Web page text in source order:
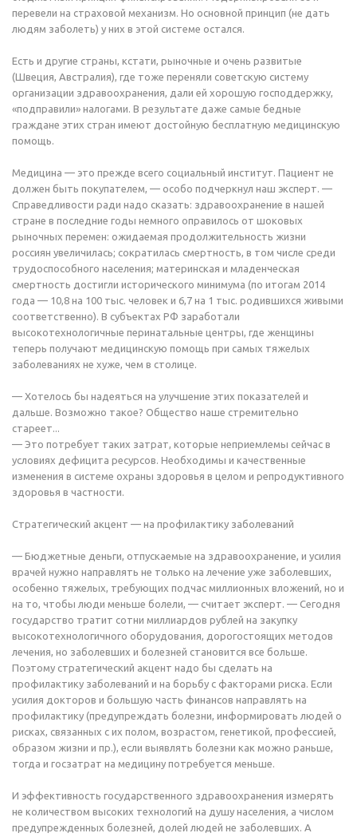
перевели на страховой механизм. Но основной принцип (не дать
людям заболеть) у них в этой системе остался.
Есть и другие страны, кстати, рыночные и очень развитые
(Швеция, Австралия), где тоже переняли советскую систему
организации здравоохранения, дали ей хорошую господдержку,
«подправили» налогами. В результате даже самые бедные
граждане этих стран имеют достойную бесплатную медицинскую
помощь.
Медицина — это прежде всего социальный институт. Пациент не
должен быть покупателем, — особо подчеркнул наш эксперт. —
Справедливости ради надо сказать: здравоохранение в нашей
стране в последние годы немного оправилось от шоковых
рыночных перемен: ожидаемая продолжительность жизни
россиян увеличилась; сократилась смертность, в том числе среди
трудоспособного населения; материнская и младенческая
смертность достигли исторического минимума (по итогам 2014
года — 10,8 на 100 тыс. человек и 6,7 на 1 тыс. родившихся живыми
соответственно). В субъектах РФ заработали
высокотехнологичные перинатальные центры, где женщины
теперь получают медицинскую помощь при самых тяжелых
заболеваниях не хуже, чем в столице.
— Хотелось бы надеяться на улучшение этих показателей и
дальше. Возможно такое? Общество наше стремительно
стареет...
— Это потребует таких затрат, которые неприемлемы сейчас в
условиях дефицита ресурсов. Необходимы и качественные
изменения в системе охраны здоровья в целом и репродуктивного
здоровья в частности.
Стратегический акцент — на профилактику заболеваний
— Бюджетные деньги, отпускаемые на здравоохранение, и усилия
врачей нужно направлять не только на лечение уже заболевших,
особенно тяжелых, требующих подчас миллионных вложений, но и
на то, чтобы люди меньше болели, — считает эксперт. — Сегодня
государство тратит сотни миллиардов рублей на закупку
высокотехнологичного оборудования, дорогостоящих методов
лечения, но заболевших и болезней становится все больше.
Поэтому стратегический акцент надо бы сделать на
профилактику заболеваний и на борьбу с факторами риска. Если
усилия докторов и большую часть финансов направлять на
профилактику (предупреждать болезни, информировать людей о
рисках, связанных с их полом, возрастом, генетикой, профессией,
образом жизни и пр.), если выявлять болезни как можно раньше,
тогда и госзатрат на медицину потребуется меньше.
И эффективность государственного здравоохранения измерять
не количеством высоких технологий на душу населения, а числом
предупрежденных болезней, долей людей не заболевших. А